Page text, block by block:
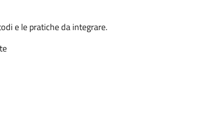
e le pratiche da integrare.